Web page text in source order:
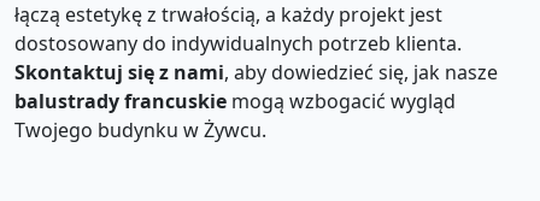
łączą estetykę z trwałością, a każdy projekt jest
dostosowany do indywidualnych potrzeb klienta.
Skontaktuj się z nami, aby dowiedzieć się, jak nasze
balustrady francuskie mogą wzbogacić wygląd
Twojego budynku w Żywcu.